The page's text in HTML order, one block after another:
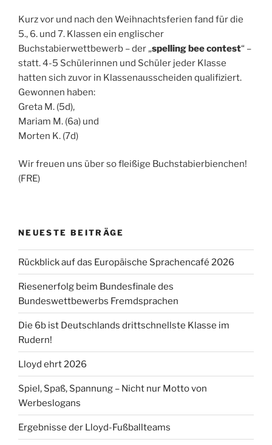
Kurz vor und nach den Weihnachtsferien fand für die
5., 6. und 7. Klassen ein englischer
Buchstabierwettbewerb – der „spelling bee contest“ –
statt. 4-5 Schülerinnen und Schüler jeder Klasse
hatten sich zuvor in Klassenausscheiden qualifiziert.
Gewonnen haben:
Greta M. (5d),
Mariam M. (6a) und
Morten K. (7d)
Wir freuen uns über so fleißige Buchstabierbienchen!
(FRE)
NEUESTE BEITRÄGE
Rückblick auf das Europäische Sprachencafé 2026
Riesenerfolg beim Bundesfinale des
Bundeswettbewerbs Fremdsprachen
Die 6b ist Deutschlands drittschnellste Klasse im
Rudern!
Lloyd ehrt 2026
Spiel, Spaß, Spannung – Nicht nur Motto von
Werbeslogans
Ergebnisse der Lloyd-Fußballteams